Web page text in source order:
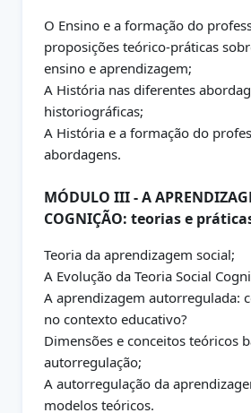
O Ensino e a formação do
proposições teórico-práticas
ensino e aprendizagem;
A História nas diferentes
historiográficas;
A História e a formação do
abordagens.
MÓDULO III - A
COGNIÇÃO: teorias e
Teoria da aprendizagem social;
A Evolução da Teoria Social
A aprendizagem autorregulada:
no contexto educativo?
Dimensões e conceitos teóricos
autorregulação;
A autorregulação da
modelos teóricos.